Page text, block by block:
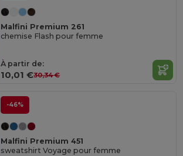
Malfini Premium 261
chemise Flash pour femme
À partir de:
10,01 €30,34 €
-46%
Malfini Premium 451
sweatshirt Voyage pour femme